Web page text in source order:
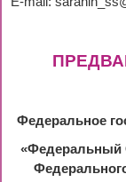
Федеральное
«Федеральный